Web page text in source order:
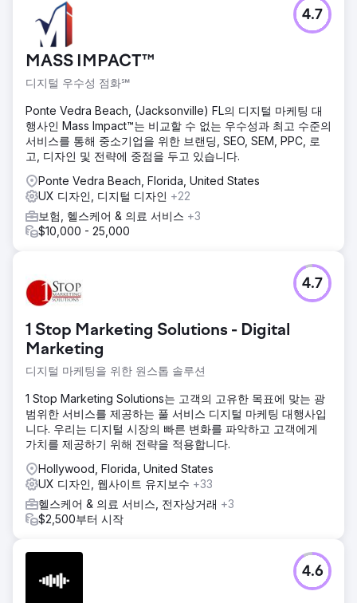
MASS IMPACT™
디지털 우수성 점화℠
4.7
Ponte Vedra Beach, (Jacksonville) FL의 디지털 마케팅 대
행사인 Mass Impact™는 비교할 수 없는 우수성과 최고 수준의
서비스를 통해 중소기업을 위한 브랜딩, SEO, SEM, PPC, 로
고, 디자인 및 전략에 중점을 두고 있습니다.
Ponte Vedra Beach, Florida, United States
UX 디자인, 디지털 디자인 +22
보험, 헬스케어 & 의료 서비스 +3
$10,000 - 25,000
1 Stop Marketing Solutions - Digital
Marketing
디지털 마케팅을 위한 원스톱 솔루션
4.7
1 Stop Marketing Solutions는 고객의 고유한 목표에 맞는 광
범위한 서비스를 제공하는 풀 서비스 디지털 마케팅 대행사입
니다. 우리는 디지털 시장의 빠른 변화를 파악하고 고객에게
가치를 제공하기 위해 전략을 적용합니다.
Hollywood, Florida, United States
UX 디자인, 웹사이트 유지보수 +33
헬스케어 & 의료 서비스, 전자상거래 +3
$2,500부터 시작
4.6